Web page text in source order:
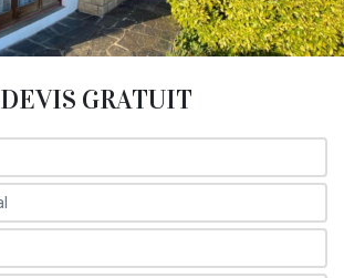
DEVIS GRATUIT